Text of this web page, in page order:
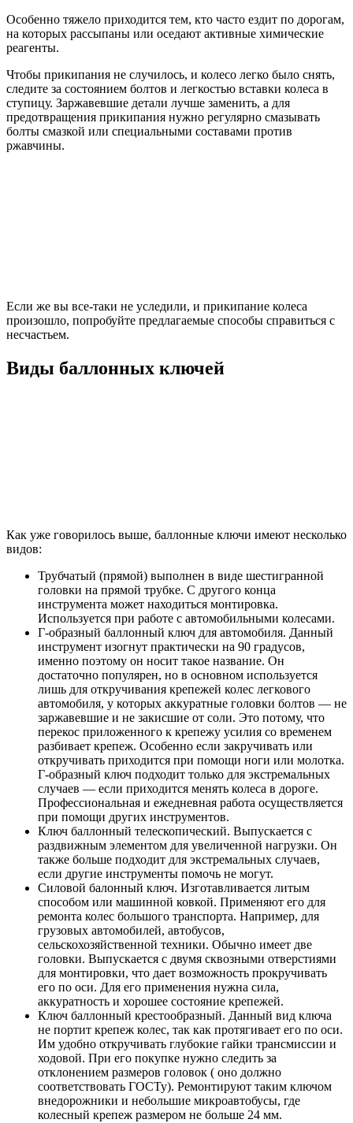
Особенно тяжело приходится тем, кто часто ездит по дорогам,
на которых рассыпаны или оседают активные химические
реагенты.
Чтобы прикипания не случилось, и колесо легко было снять,
следите за состоянием болтов и легкостью вставки колеса в
ступицу. Заржавевшие детали лучше заменить, а для
предотвращения прикипания нужно регулярно смазывать
болты смазкой или специальными составами против
ржавчины.
Если же вы все-таки не уследили, и прикипание колеса
произошло, попробуйте предлагаемые способы справиться с
несчастьем.
Виды баллонных ключей
Как уже говорилось выше, баллонные ключи имеют несколько
видов:
Трубчатый (прямой) выполнен в виде шестигранной
головки на прямой трубке. С другого конца
инструмента может находиться монтировка.
Используется при работе с автомобильными колесами.
Г-образный баллонный ключ для автомобиля. Данный
инструмент изогнут практически на 90 градусов,
именно поэтому он носит такое название. Он
достаточно популярен, но в основном используется
лишь для откручивания крепежей колес легкового
автомобиля, у которых аккуратные головки болтов — не
заржавевшие и не закисшие от соли. Это потому, что
перекос приложенного к крепежу усилия со временем
разбивает крепеж. Особенно если закручивать или
откручивать приходится при помощи ноги или молотка.
Г-образный ключ подходит только для экстремальных
случаев — если приходится менять колеса в дороге.
Профессиональная и ежедневная работа осуществляется
при помощи других инструментов.
Ключ баллонный телескопический. Выпускается с
раздвижным элементом для увеличенной нагрузки. Он
также больше подходит для экстремальных случаев,
если другие инструменты помочь не могут.
Силовой балонный ключ. Изготавливается литым
способом или машинной ковкой. Применяют его для
ремонта колес большого транспорта. Например, для
грузовых автомобилей, автобусов,
сельскохозяйственной техники. Обычно имеет две
головки. Выпускается с двумя сквозными отверстиями
для монтировки, что дает возможность прокручивать
его по оси. Для его применения нужна сила,
аккуратность и хорошее состояние крепежей.
Ключ баллонный крестообразный. Данный вид ключа
не портит крепеж колес, так как протягивает его по оси.
Им удобно откручивать глубокие гайки трансмиссии и
ходовой. При его покупке нужно следить за
отклонением размеров головок ( оно должно
соответствовать ГОСТу). Ремонтируют таким ключом
внедорожники и небольшие микроавтобусы, где
колесный крепеж размером не больше 24 мм.